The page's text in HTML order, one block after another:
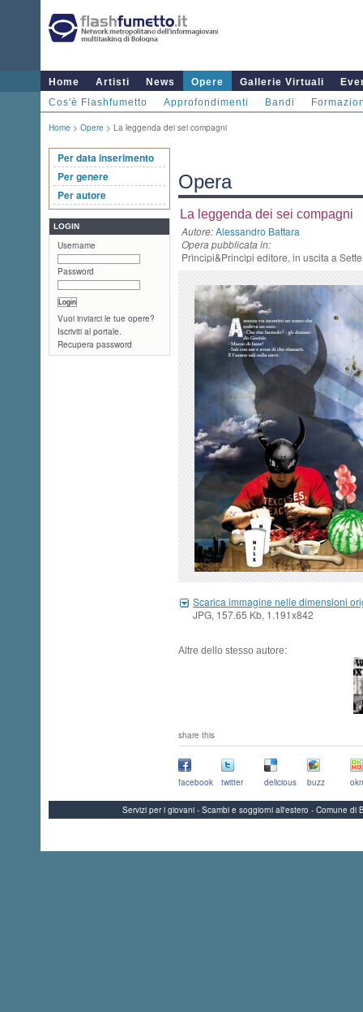
Home Artisti News Opere Gallerie Virtuali
Cos'è Flashfumetto
Approfondimenti Bandi
Home > Opere > La leggenda dei sei compagni
Per data inserimento
Per genere
Per autore
LOGIN
Username
Password
Vuoi inviarci le tue opere?
Iscriviti al portale.
Recupera password
Opera
La leggenda dei sei compagni
Autore:Alessandro Battara
Opera pubblicata in:
Prìncipi&Princìpi editore, in uscita a
Scarica immagine nelle dimensioni
JPG, 157.65 Kb, 1.191x842
Altre dello stesso autore:
share this
facebook twitter delicious buzz
Servizi per i giovani - Scambi e soggiorni all'estero - Comune